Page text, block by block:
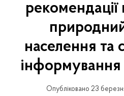
населення та
інформування
Опубліковано 23